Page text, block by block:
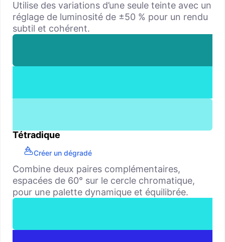
Utilise des variations d’une seule teinte avec un
réglage de luminosité de ±50 % pour un rendu
subtil et cohérent.
Tétradique
Créer un dégradé
Combine deux paires complémentaires,
espacées de 60° sur le cercle chromatique,
pour une palette dynamique et équilibrée.